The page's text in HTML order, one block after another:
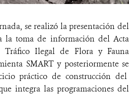
se realizó la presentación del
la toma de información del Acta
Ilegal de Flora y Fauna
SMART y posteriormente se
práctico de construcción del
integra las programaciones del